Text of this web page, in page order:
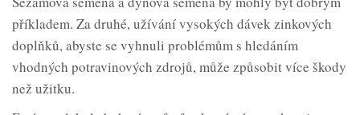
příkladem. Za druhé, užívání vysokých dávek zinkových
doplňků, abyste se vyhnuli problémům s hledáním
vhodných potravinových zdrojů, může způsobit více škody
než užitku.